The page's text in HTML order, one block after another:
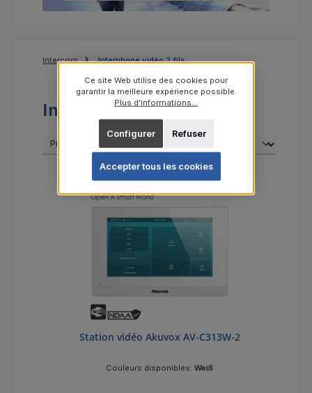
Intercom Interphone vidéo 2 fils
Interphone vidéo 2 fils
Station vidéo Akuvox AV-C313W-2
Couleurs disponibles: Weiß
Ce site Web utilise des cookies pour
garantir la meilleure expérience possible.
Plus d'informations...
Refuser
Configurer
Accepter tous les cookies